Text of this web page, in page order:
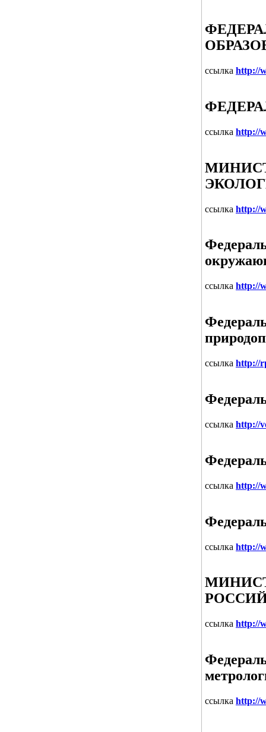
ссылка http://
ссылка http://
ссылка http://
ссылка http://
ссылка http://
ссылка http://
ссылка http://
ссылка http://
ссылка http://
ссылка http://